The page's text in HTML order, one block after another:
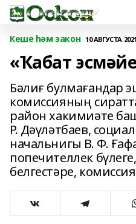
Кеше һәм закон 10 АВГУСТА
«Ҡабат
Бәлиғ булмағандар
комиссияның
район хакимиәте
Р. Дәүләтбаев,
начальнигы В. Ф.
попечителлек
белгестәре,